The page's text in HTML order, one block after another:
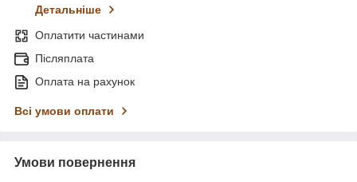
Детальніше
Оплатити частинами
Післяплата
Оплата на рахунок
Всі умови оплати
Умови повернення